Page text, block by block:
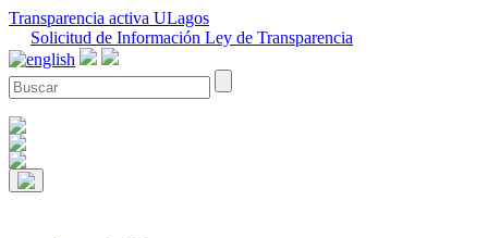
Transparencia activa ULagos
Solicitud de Información Ley de Transparencia